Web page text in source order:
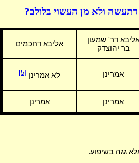
ולא מן העשוי בלולב?
דר' שמעון
בר יהוצדק
אליבא דחכמים
אמרינן לא אמרינן [5]
אמרינן אמרינן
גגה בשיפוע.